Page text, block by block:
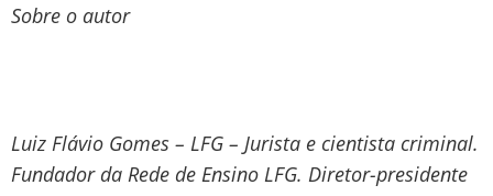
Sobre o autor
Luiz Flávio Gomes – LFG – Jurista e cientista criminal.
Fundador da Rede de Ensino LFG. Diretor-presidente